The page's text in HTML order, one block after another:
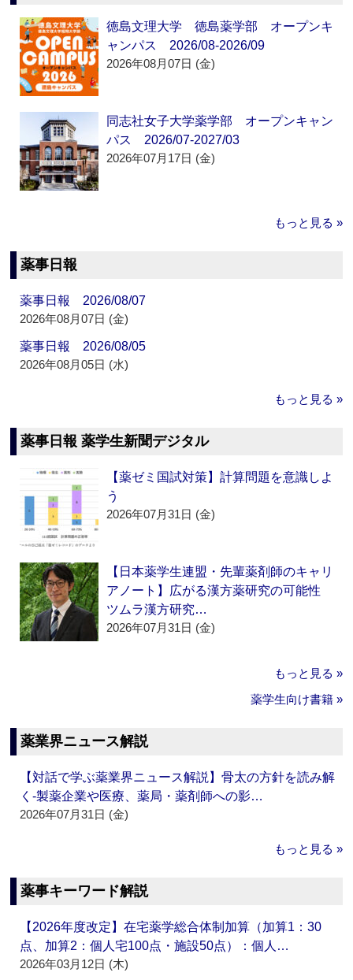
徳島文理大学 徳島薬学部 オープンキ
ャンパス 2026/08-2026/09
2026年08月07日 (金)
同志社女子大学薬学部 オープンキャン
パス 2026/07-2027/03
2026年07月17日 (金)
もっと見る »
薬事日報
薬事日報 2026/08/07
2026年08月07日 (金)
薬事日報 2026/08/05
2026年08月05日 (水)
もっと見る »
薬事日報 薬学生新聞デジタル
【薬ゼミ国試対策】計算問題を意識しよ
う
2026年07月31日 (金)
【日本薬学生連盟・先輩薬剤師のキャリ
アノート】広がる漢方薬研究の可能性
ツムラ漢方研究…
2026年07月31日 (金)
もっと見る »
薬学生向け書籍 »
薬業界ニュース解説
【対話で学ぶ薬業界ニュース解説】骨太の方針を読み解
く‐製薬企業や医療、薬局・薬剤師への影…
2026年07月31日 (金)
もっと見る »
薬事キーワード解説
【2026年度改定】在宅薬学総合体制加算（加算1：30
点、加算2：個人宅100点・施設50点）：個人…
2026年03月12日 (木)